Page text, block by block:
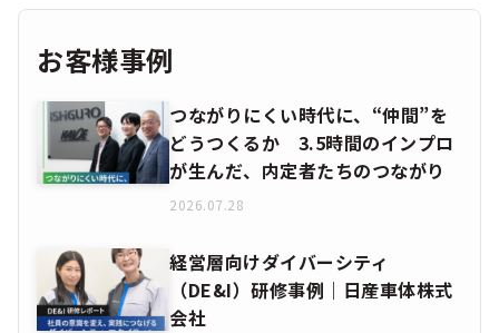
お客様事例
つながりにくい時代に、“仲間”を
どうつくるか 3.5時間のインプロ
が生んだ、内定者たちのつながり
2026.07.28
経営層向けダイバーシティ
（DE&I）研修事例｜日産車体株式
会社